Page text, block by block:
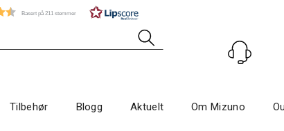
Basert på 211 stemmer
Tilbehør Blogg Aktuelt Om Mizuno